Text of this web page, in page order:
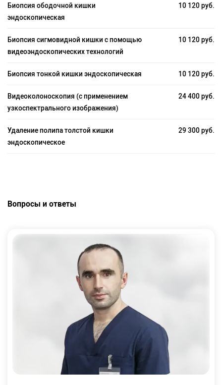
Биопсия ободочной кишки
эндоскопическая
10 120 руб.
Биопсия сигмовидной кишки с помощью
видеоэндоскопических технологий
10 120 руб.
Биопсия тонкой кишки эндоскопическая 10 120 руб.
Видеоколоноскопия (с применением
узкоспектрального изображения)
24 400 руб.
Удаление полипа толстой кишки
эндоскопическое
29 300 руб.
Вопросы и ответы